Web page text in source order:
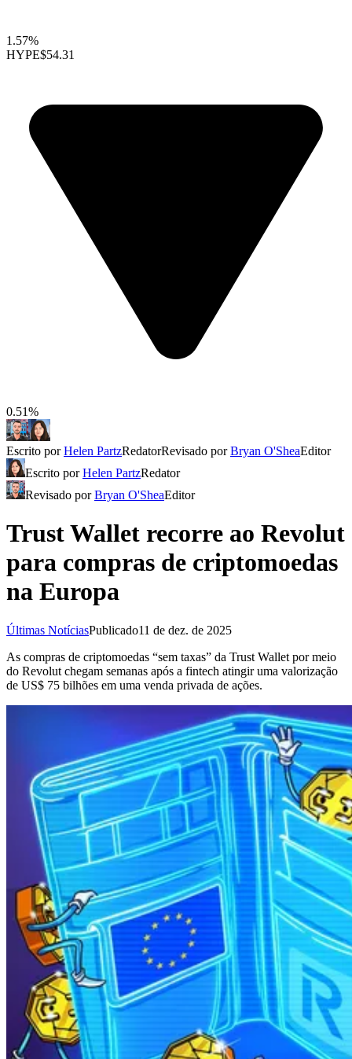
1.57%
HYPE$54.31
0.51%
Escrito porHelen PartzRedatorRevisado porBryan O'SheaEditor
Escrito porHelen PartzRedator
Revisado porBryan O'SheaEditor
Trust Wallet recorre ao Revolut
para compras de criptomoedas
na Europa
Últimas NotíciasPublicado11 de dez. de 2025
As compras de criptomoedas “sem taxas” da Trust Wallet por meio
do Revolut chegam semanas após a fintech atingir uma valorização
de US$ 75 bilhões em uma venda privada de ações.